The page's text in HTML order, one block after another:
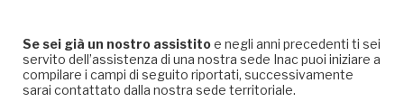
Se sei già un nostro assistitoe negli anni precedenti ti sei
servito dell’assistenza di una nostra sede Inac puoi iniziare a
compilare i campi di seguito riportati, successivamente
sarai contattato dalla nostra sede territoriale.